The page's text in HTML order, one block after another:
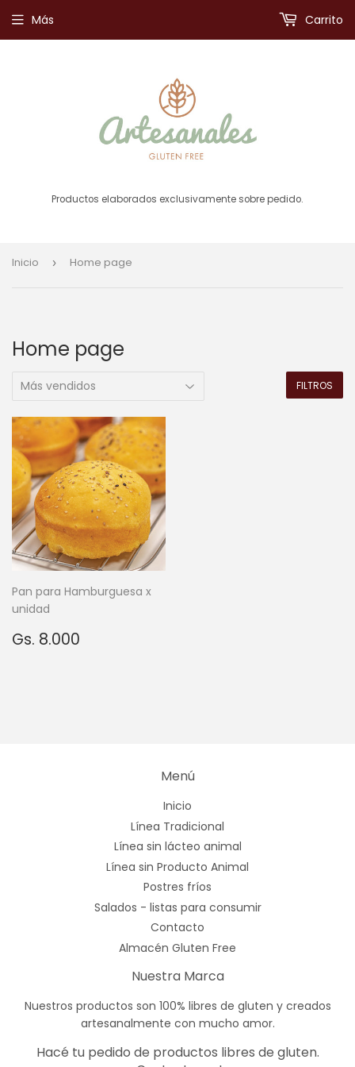
Productos elaborados exclusivamente sobre pedido.
Más Carrito
Inicio › Home page
Home page
FILTROS
Pan para Hamburguesa x
unidad
Precio
Gs. 8.000
Menú
Inicio
Línea Tradicional
Línea sin lácteo animal
Línea sin Producto Animal
Postres fríos
Salados - listas para consumir
Contacto
Almacén Gluten Free
Nuestra Marca
Nuestros productos son 100% libres de gluten y creados
artesanalmente con mucho amor.
Hacé tu pedido de productos libres de gluten.